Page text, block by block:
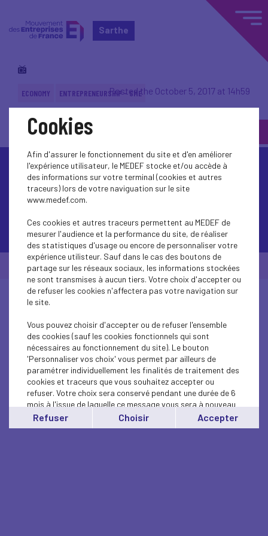
Sarthe
ECONOMY ENTREPRENEURSHIP - SMEPosted the October 5, 2017 at 14h59
Contactez-nous
© Medef Sarthe 2026 - Mentions légales
Cookies
Afin d'assurer le fonctionnement du site et d'en améliorer
l'expérience utilisateur, le MEDEF stocke et/ou accède à
des informations sur votre terminal (cookies et autres
traceurs) lors de votre naviguation sur le site
www.medef.com.
Ces cookies et autres traceurs permettent au MEDEF de
mesurer l'audience et la performance du site, de réaliser
des statistiques d'usage ou encore de personnaliser votre
expérience utilisteur. Sauf dans le cas des boutons de
partage sur les réseaux sociaux, les informations stockées
ne sont transmises à aucun tiers. Votre choix d'accepter ou
de refuser les cookies n'affectera pas votre navigation sur
le site.
Vous pouvez choisir d'accepter ou de refuser l'ensemble
des cookies (sauf les cookies fonctionnels qui sont
nécessaires au fonctionnement du site). Le bouton
'Personnaliser vos choix' vous permet par ailleurs de
paramétrer individuellement les finalités de traitement des
cookies et traceurs que vous souhaitez accepter ou
refuser. Votre choix sera conservé pendant une durée de 6
mois à l'issue de laquelle ce message vous sera à nouveau
affiché..
Vous pouvez modifier votre choix à tout moment en
Refuser Choisir Accepter